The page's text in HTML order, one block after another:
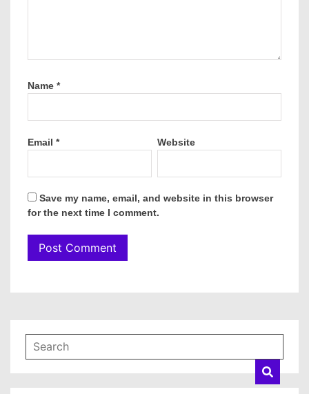
Name *
Email * Website
Save my name, email, and website in this browser
for the next time I comment.